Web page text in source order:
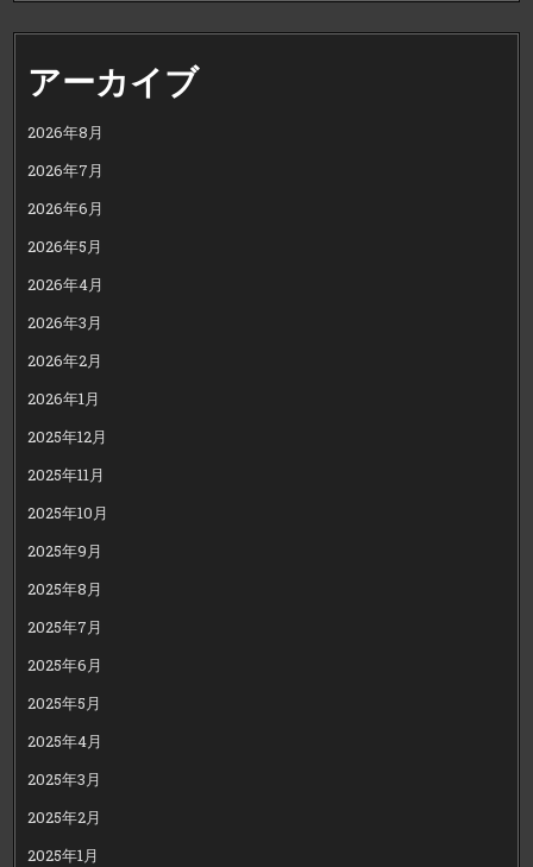
アーカイブ
2026年8月
2026年7月
2026年6月
2026年5月
2026年4月
2026年3月
2026年2月
2026年1月
2025年12月
2025年11月
2025年10月
2025年9月
2025年8月
2025年7月
2025年6月
2025年5月
2025年4月
2025年3月
2025年2月
2025年1月